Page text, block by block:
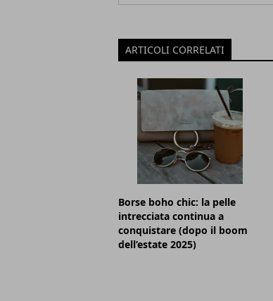
ARTICOLI CORRELATI
Borse boho chic: la pelle
intrecciata continua a
conquistare (dopo il boom
dell’estate 2025)